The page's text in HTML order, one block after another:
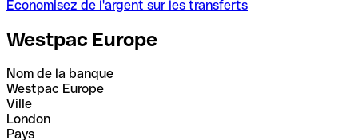
Économisez de l'argent sur les transferts
Westpac Europe
Nom de la banque
Westpac Europe
Ville
London
Pays